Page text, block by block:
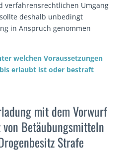
verfahrensrechtlichen Umgang
deshalb unbedingt
in Anspruch genommen
welchen Voraussetzungen
erlaubt ist oder bestraft
mit dem Vorwurf
Betäubungsmitteln
Strafe